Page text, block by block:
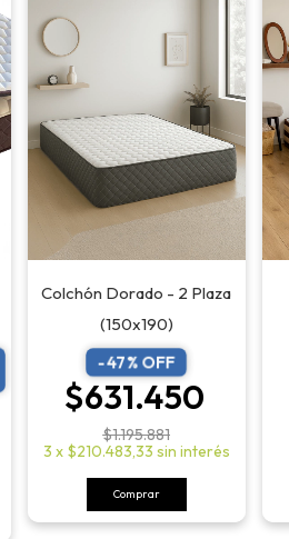
Colchón Dorado - 2 Plaza
(150x190)
-47% OFF
$631.450
$1.195.881
3 x $210.483,33 sin interés
Comprar